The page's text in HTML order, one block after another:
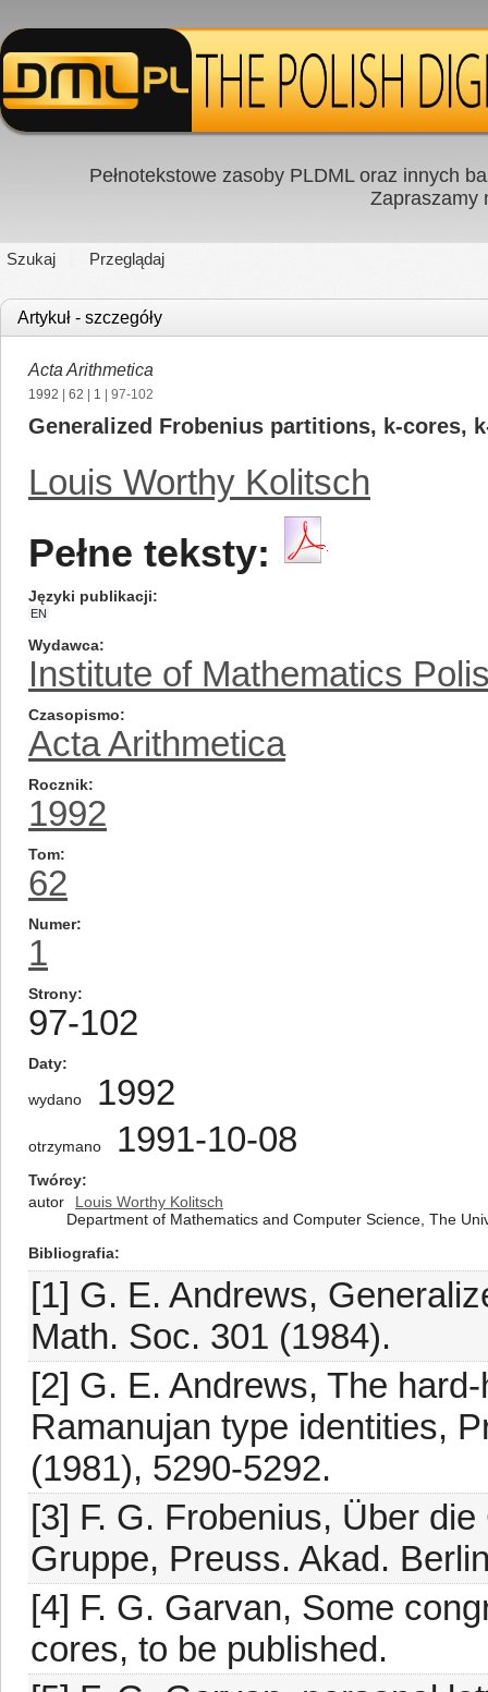
Pełnotekstowe zasoby PLDML oraz innych
Zapraszamy
Szukaj Przeglądaj
Artykuł - szczegóły
Acta Arithmetica
1992 62 1 | 97-102
Generalized Frobenius partitions, k-cores,
Louis Worthy Kolitsch
Pełne teksty:
Języki publikacji
EN
Wydawca
Institute of Mathematics
Czasopismo
Acta Arithmetica
Rocznik
1992
Tom
62
Numer
1
Strony
97-102
Daty
wydano 1992
otrzymano 1991-10-08
Twórcy
autor
Louis Worthy Kolitsch
Department of Mathematics and Computer Science, The
Bibliografia
[1] G. E. Andrews,
Math. Soc. 301 (1984).
[2] G. E. Andrews, The
Ramanujan type identities,
(1981), 5290-5292.
[3] F. G. Frobenius, Über
Gruppe, Preuss. Akad.
[4] F. G. Garvan, Some
cores, to be published.